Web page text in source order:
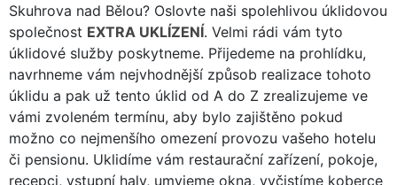
Skuhrova nad Bělou? Oslovte naši spolehlivou úklidovou
společnost EXTRA UKLÍZENÍ. Velmi rádi vám tyto
úklidové služby poskytneme. Přijedeme na prohlídku,
navrhneme vám nejvhodnější způsob realizace tohoto
úklidu a pak už tento úklid od A do Z zrealizujeme ve
vámi zvoleném termínu, aby bylo zajištěno pokud
možno co nejmenšího omezení provozu vašeho hotelu
či pensionu. Uklidíme vám restaurační zařízení, pokoje,
recepci, vstupní haly, umyjeme okna, vyčistíme koberce